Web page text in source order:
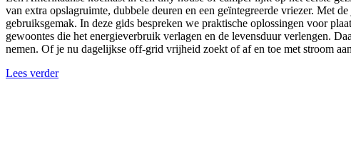
van extra opslagruimte, dubbele deuren en een geïntegreerde vriezer. Met
gebruiksgemak. In deze gids bespreken we praktische oplossingen voor
gewoontes die het energieverbruik verlagen en de levensduur verlengen.
nemen. Of je nu dagelijkse off-grid vrijheid zoekt of af en toe met stroom
Lees verder